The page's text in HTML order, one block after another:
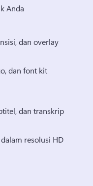
Anda
dan overlay
dan font kit
dan transkrip
resolusi HD